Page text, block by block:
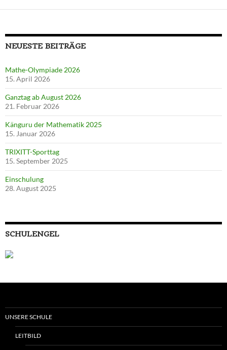
NEUESTE BEITRÄGE
Mathe-Olympiade 2026
15. April 2026
Ganztag ab August 2026
21. Februar 2026
Känguru der Mathematik 2025
15. Januar 2026
TRIXITT-Sporttag
15. September 2025
Einschulung
28. August 2025
SCHULENGEL
UNSERE SCHULE
LEITBILD